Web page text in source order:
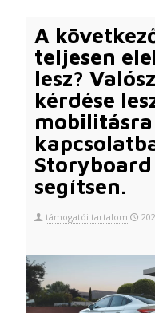
A
teljesen
lesz?
kérdése
segítsen.
támogatói tartalom